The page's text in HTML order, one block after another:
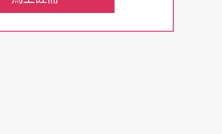
助變為只獲1年資助，其他如「前
內，資助額都沒有太大改變。另外
另有藝團的資助額則大幅削減。